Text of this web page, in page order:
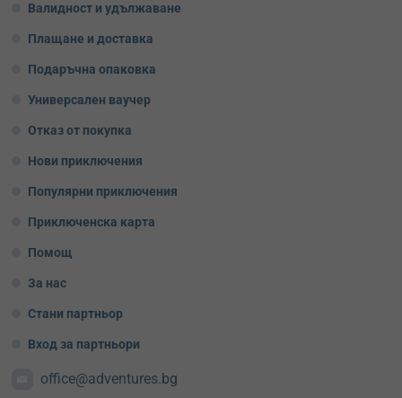
Валидност и удължаване
Плащане и доставка
Подаръчна опаковка
Универсален ваучер
Отказ от покупка
Нови приключения
Популярни приключения
Приключенска карта
Помощ
За нас
Стани партньор
Вход за партньори
office@adventures.bg